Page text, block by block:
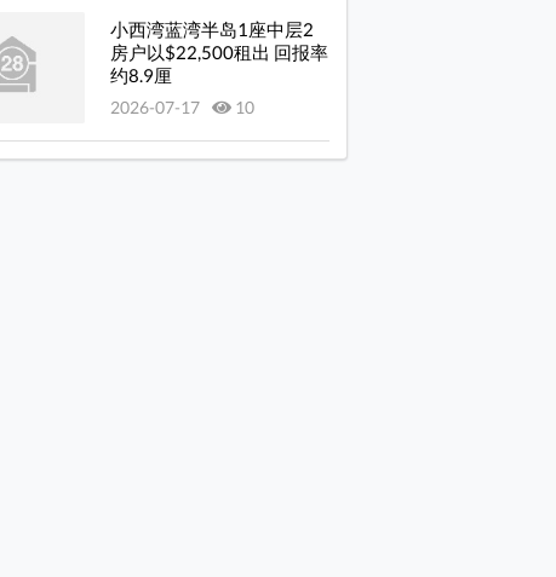
小西湾蓝湾半岛1座中层2
房户以$22,500租出 回报率
约8.9厘
2026-07-17 10